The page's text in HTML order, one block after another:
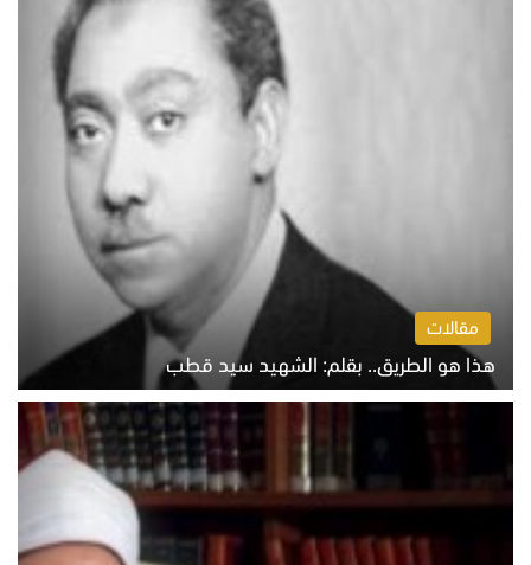
مقالات
هذا هو الطريق.. بقلم: الشهيد سيد قطب
الخميس 6 أغسطس 2026 10:52 ص